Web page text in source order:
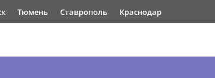
Тюмень Ставрополь Краснодар